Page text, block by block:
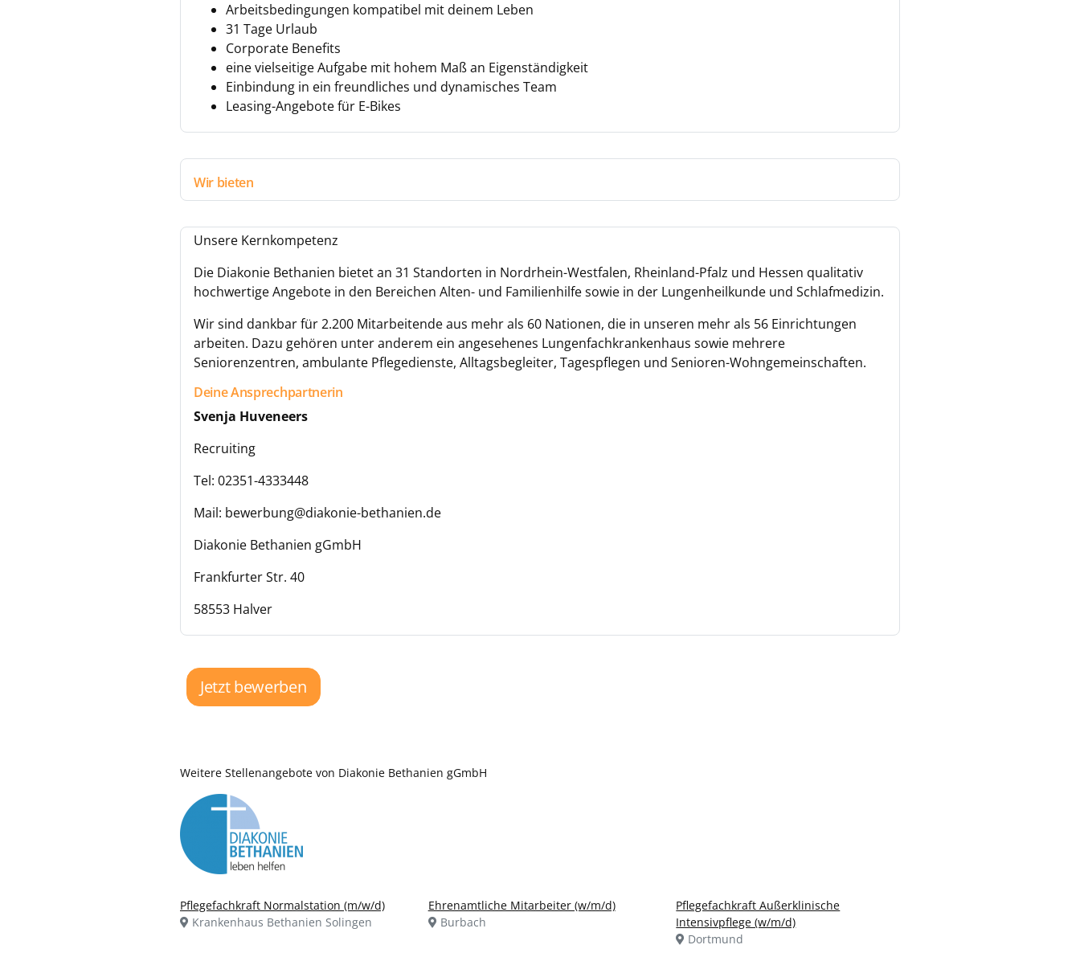
Arbeitsbedingungen kompatibel mit deinem Leben
31 Tage Urlaub
Corporate Benefits
eine vielseitige Aufgabe mit hohem Maß an Eigenständigkeit
Einbindung in ein freundliches und dynamisches Team
Leasing-Angebote für E-Bikes
Wir bieten
Unsere Kernkompetenz
Die Diakonie Bethanien bietet an 31 Standorten in Nordrhein-Westfalen, Rheinland-Pfalz und Hessen qualitativ
hochwertige Angebote in den Bereichen Alten- und Familienhilfe sowie in der Lungenheilkunde und Schlafmedizin.
Wir sind dankbar für 2.200 Mitarbeitende aus mehr als 60 Nationen, die in unseren mehr als 56 Einrichtungen
arbeiten. Dazu gehören unter anderem ein angesehenes Lungenfachkrankenhaus sowie mehrere
Seniorenzentren, ambulante Pflegedienste, Alltagsbegleiter, Tagespflegen und Senioren-Wohngemeinschaften.
Deine Ansprechpartnerin
Svenja Huveneers
Recruiting
Tel: 02351-4333448
Mail: bewerbung@diakonie-bethanien.de
Diakonie Bethanien gGmbH
Frankfurter Str. 40
58553 Halver
Jetzt bewerben
Weitere Stellenangebote von Diakonie Bethanien gGmbH
Pflegefachkraft Normalstation (m/w/d)
Krankenhaus Bethanien Solingen
Ehrenamtliche Mitarbeiter (w/m/d)
Burbach
Pflegefachkraft Außerklinische
Intensivpflege (w/m/d)
Dortmund